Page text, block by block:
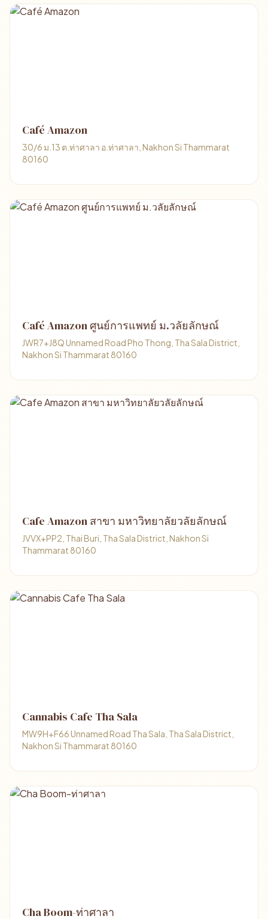
Café Amazon
30/6 ม.13 ต.ท่าศาลา อ.ท่าศาลา, Nakhon Si Thammarat
80160
Café Amazon ศูนย์การแพทย์ ม.วลัยลักษณ์
JWR7+J8Q Unnamed Road Pho Thong, Tha Sala District,
Nakhon Si Thammarat 80160
Cafe Amazon สาขา มหาวิทยาลัยวลัยลักษณ์
JVVX+PP2, Thai Buri, Tha Sala District, Nakhon Si
Thammarat 80160
Cannabis Cafe Tha Sala
MW9H+F66 Unnamed Road Tha Sala, Tha Sala District,
Nakhon Si Thammarat 80160
Cha Boom-ท่าศาลา